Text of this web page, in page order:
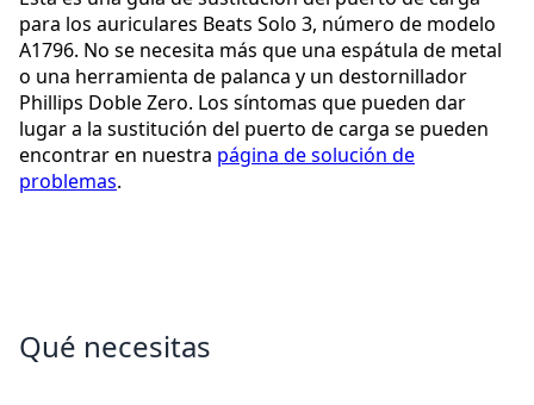
para los auriculares Beats Solo 3, número de modelo
A1796. No se necesita más que una espátula de metal
o una herramienta de palanca y un destornillador
Phillips Doble Zero. Los síntomas que pueden dar
lugar a la sustitución del puerto de carga se pueden
encontrar en nuestra página de solución de
problemas.
Qué necesitas